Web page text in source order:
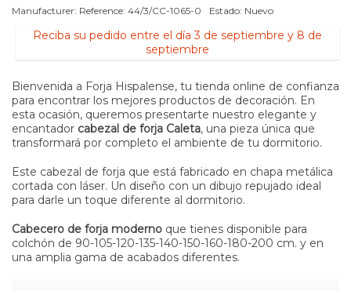
Manufacturer: Reference: 44/3/CC-1065-0 Estado: Nuevo
Reciba su pedido entre el día 3 de septiembre y 8 de
septiembre
Bienvenida a Forja Hispalense, tu tienda online de confianza
para encontrar los mejores productos de decoración. En
esta ocasión, queremos presentarte nuestro elegante y
encantador cabezal de forja Caleta, una pieza única que
transformará por completo el ambiente de tu dormitorio.
Este cabezal de forja que está fabricado en chapa metálica
cortada con láser. Un diseño con un dibujo repujado ideal
para darle un toque diferente al dormitorio.
Cabecero de forja moderno que tienes disponible para
colchón de 90-105-120-135-140-150-160-180-200 cm. y en
una amplia gama de acabados diferentes.